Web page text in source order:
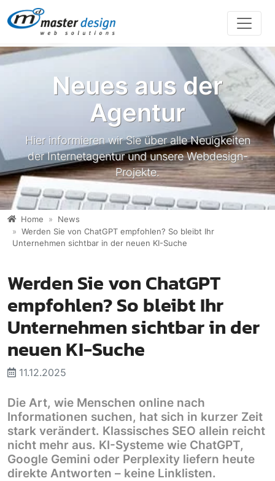
Direkt zur Hauptnavigation springen
Direkt zum Inhalt springen
Neues aus der
Agentur
Hier informieren wir Sie über alle Neuigkeiten
der Internetagentur und unsere Webdesign-
Projekte.
Home
News
Werden Sie von ChatGPT empfohlen? So bleibt Ihr
Unternehmen sichtbar in der neuen KI-Suche
Werden Sie von ChatGPT
empfohlen? So bleibt Ihr
Unternehmen sichtbar in der
neuen KI-Suche
11.12.2025
Die Art, wie Menschen online nach
Informationen suchen, hat sich in kurzer Zeit
stark verändert. Klassisches SEO allein reicht
nicht mehr aus. KI-Systeme wie ChatGPT,
Google Gemini oder Perplexity liefern heute
direkte Antworten – keine Linklisten.